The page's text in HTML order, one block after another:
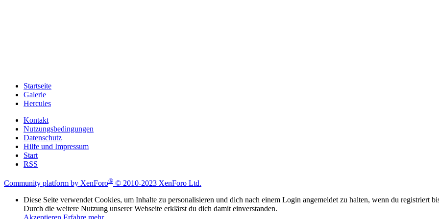
Startseite
Galerie
Hercules
Kontakt
Nutzungsbedingungen
Datenschutz
Hilfe und Impressum
Start
RSS
Community platform by XenForo® © 2010-2023 XenForo Ltd.
Diese Seite verwendet Cookies, um Inhalte zu personalisieren und dich nach einem Login angemeldet zu halten, wenn du registriert
Durch die weitere Nutzung unserer Webseite erklärst du dich damit einverstanden.
Akzeptieren Erfahre mehr…